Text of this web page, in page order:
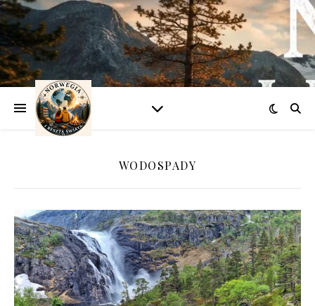
WODOSPADY